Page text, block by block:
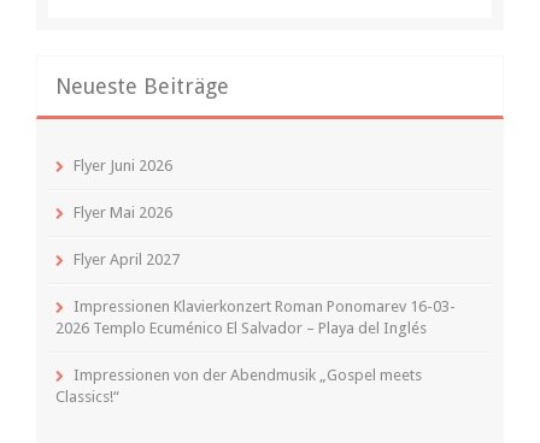
Neueste Beiträge
Flyer Juni 2026
Flyer Mai 2026
Flyer April 2027
Impressionen Klavierkonzert Roman Ponomarev 16-03-
2026 Templo Ecuménico El Salvador – Playa del Inglés
Impressionen von der Abendmusik „Gospel meets
Classics!“